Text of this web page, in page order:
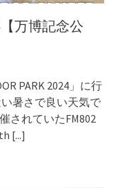
【万博記念公
PARK 2024」に行
暑さで良い天気で
されていたFM802
[...]